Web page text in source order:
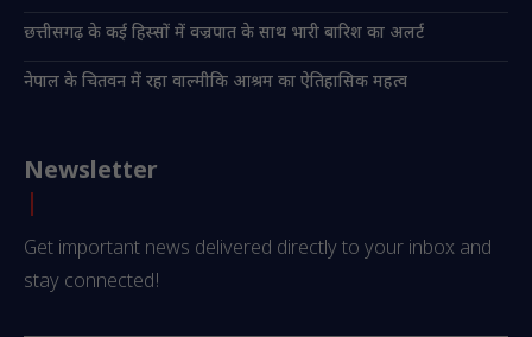
छत्तीसगढ़ के कई हिस्सों में वज्रपात के साथ भारी बारिश का अलर्ट
नेपाल के चितवन में रहा वाल्मीकि आश्रम का ऐतिहासिक महत्व
Newsletter
Get important news delivered directly to your inbox and
stay connected!